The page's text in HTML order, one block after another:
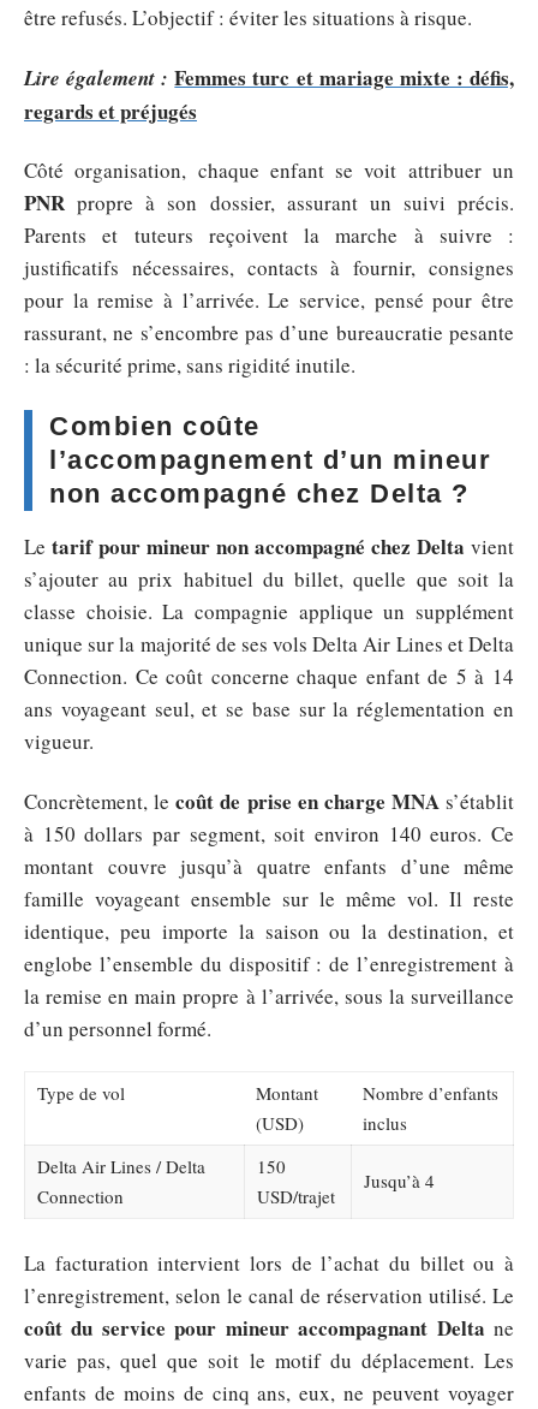
être refusés. L’objectif : éviter les situations à risque.
Lire également : Femmes turc et mariage mixte : défis,
regards et préjugés
Côté organisation, chaque enfant se voit attribuer un
PNR propre à son dossier, assurant un suivi précis.
Parents et tuteurs reçoivent la marche à suivre :
justificatifs nécessaires, contacts à fournir, consignes
pour la remise à l’arrivée. Le service, pensé pour être
rassurant, ne s’encombre pas d’une bureaucratie pesante
: la sécurité prime, sans rigidité inutile.
Combien coûte
l’accompagnement d’un mineur
non accompagné chez Delta ?
Le tarif pour mineur non accompagné chez Delta vient
s’ajouter au prix habituel du billet, quelle que soit la
classe choisie. La compagnie applique un supplément
unique sur la majorité de ses vols Delta Air Lines et Delta
Connection. Ce coût concerne chaque enfant de 5 à 14
ans voyageant seul, et se base sur la réglementation en
vigueur.
Concrètement, lecoût de prise en charge MNA s’établit
à 150 dollars par segment, soit environ 140 euros. Ce
montant couvre jusqu’à quatre enfants d’une même
famille voyageant ensemble sur le même vol. Il reste
identique, peu importe la saison ou la destination, et
englobe l’ensemble du dispositif : de l’enregistrement à
la remise en main propre à l’arrivée, sous la surveillance
d’un personnel formé.
Type de vol
Montant
(USD)
Nombre d’enfants
inclus
Delta Air Lines / Delta
Connection
150
USD/trajet
Jusqu’à 4
La facturation intervient lors de l’achat du billet ou à
l’enregistrement, selon le canal de réservation utilisé. Le
coût du service pour mineur accompagnant Delta ne
varie pas, quel que soit le motif du déplacement. Les
enfants de moins de cinq ans, eux, ne peuvent voyager